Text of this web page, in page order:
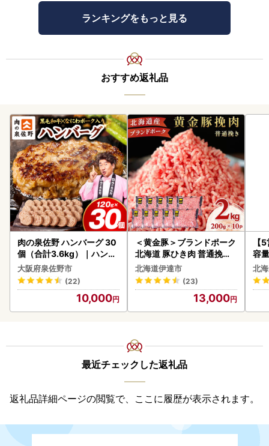
ランキングをもっと見る
おすすめ返礼品
肉の泉佐野 ハンバーグ 30
個（合計3.6kg）｜ハンバ
ーグ 訳あり 黒毛和牛×なに
わポーク
大阪府泉佐野市
(22)
10,000
＜黄金豚＞ブランドポーク
北海道 豚ひき肉 普通挽き
200g 10パック 計2kg
北海道伊達市
(23)
13,000
【
容
あ
ー
058
北
最近チェックした返礼品
返礼品詳細ページの閲覧で、ここに履歴が表示されます。